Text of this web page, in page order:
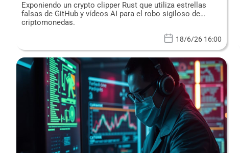
Exponiendo un crypto clipper Rust que utiliza estrellas
falsas de GitHub y vídeos AI para el robo sigiloso de
criptomonedas.
18/6/26 16:00